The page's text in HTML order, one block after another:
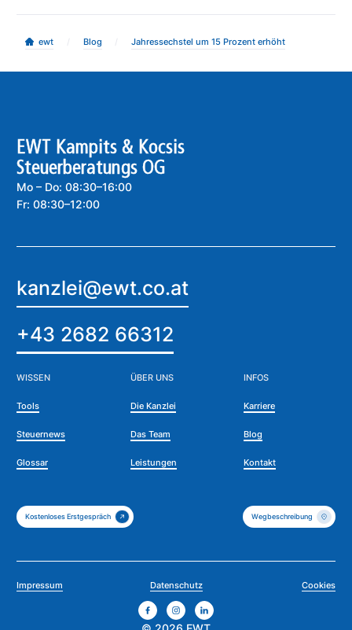
ewt Blog Jahressechstel um 15 Prozent erhöht
EWT Kampits & Kocsis
Steuerberatungs OG
Mo – Do: 08:30–16:00
Fr: 08:30–12:00
kanzlei@ewt.co.at
+43 2682 66312
WISSEN
Tools
Steuernews
Glossar
ÜBER UNS
Die Kanzlei
Das Team
Leistungen
INFOS
Karriere
Blog
Kontakt
Kostenloses Erstgespräch Wegbeschreibung
Impressum Datenschutz Cookies